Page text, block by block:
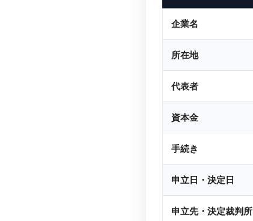
企業名
所在地
代表者
資本金
手続き
申立日・決定日
申立先・決定裁判所